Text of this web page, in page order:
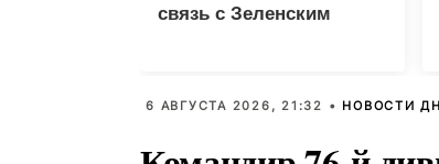
связь с Зеленским
6 АВГУСТА 2026, 21:32 • НОВОСТИ